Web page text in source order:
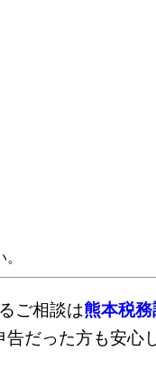
ご相談は熊本税
告だった方も安心